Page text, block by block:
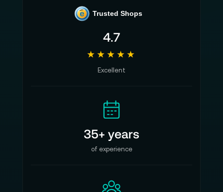
e Trusted Shops
4.7
★★★★★
Excellent
35+ years
of experience